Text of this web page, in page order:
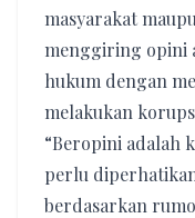
masyarakat
menggiring opini
hukum dengan
melakukan
“Beropini adalah
perlu
berdasarkan